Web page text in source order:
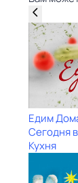
Едим
Сегодня
Кухня